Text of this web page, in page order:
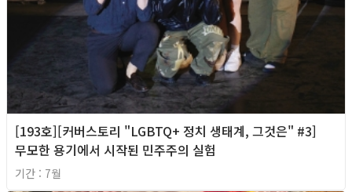
[193호][커버스토리 "LGBTQ+ 정치 생태계, 그것은" #3]
무모한 용기에서 시작된 민주주의 실험
기간 : 7월